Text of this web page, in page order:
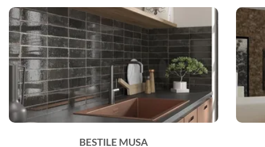
BESTILE MUSA